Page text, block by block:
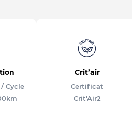
Cycle
Crit’air
Certificat
Crit'Air2